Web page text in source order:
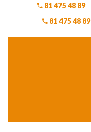
81 475 48 89
81 475 48 89